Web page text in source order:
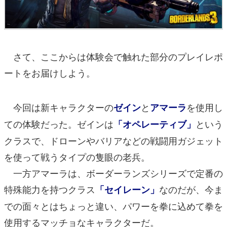
さて、ここからは体験会で触れた部分のプレイレポ
ートをお届けしよう。
今回は新キャラクターのゼインとアマーラを使用し
ての体験だった。ゼインは 「オペレーティブ」 という
クラスで、ドローンやバリアなどの戦闘用ガジェット
を使って戦うタイプの隻眼の老兵。
一方アマーラは、ボーダーランズシリーズで定番の
特殊能力を持つクラス 「セイレーン」 なのだが、今ま
での面々とはちょっと違い、パワーを拳に込めて拳を
使用するマッチョなキャラクターだ。